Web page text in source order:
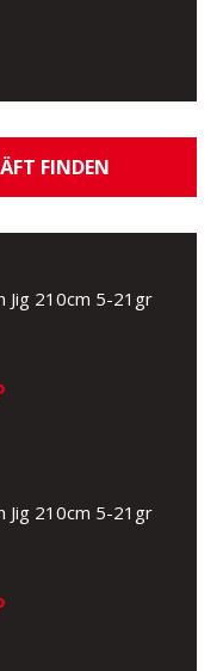
FINDEN
Jig 210cm 5-21gr
Jig 210cm 5-21gr